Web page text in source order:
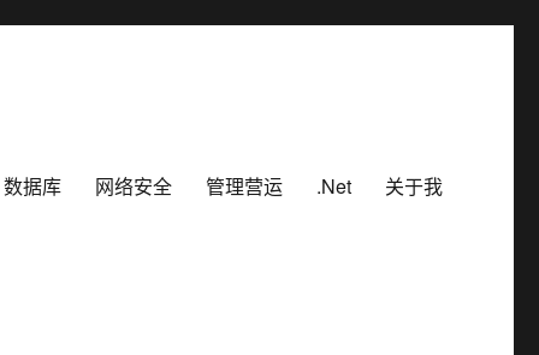
数据库 网络安全 管理营运 .Net 关于我